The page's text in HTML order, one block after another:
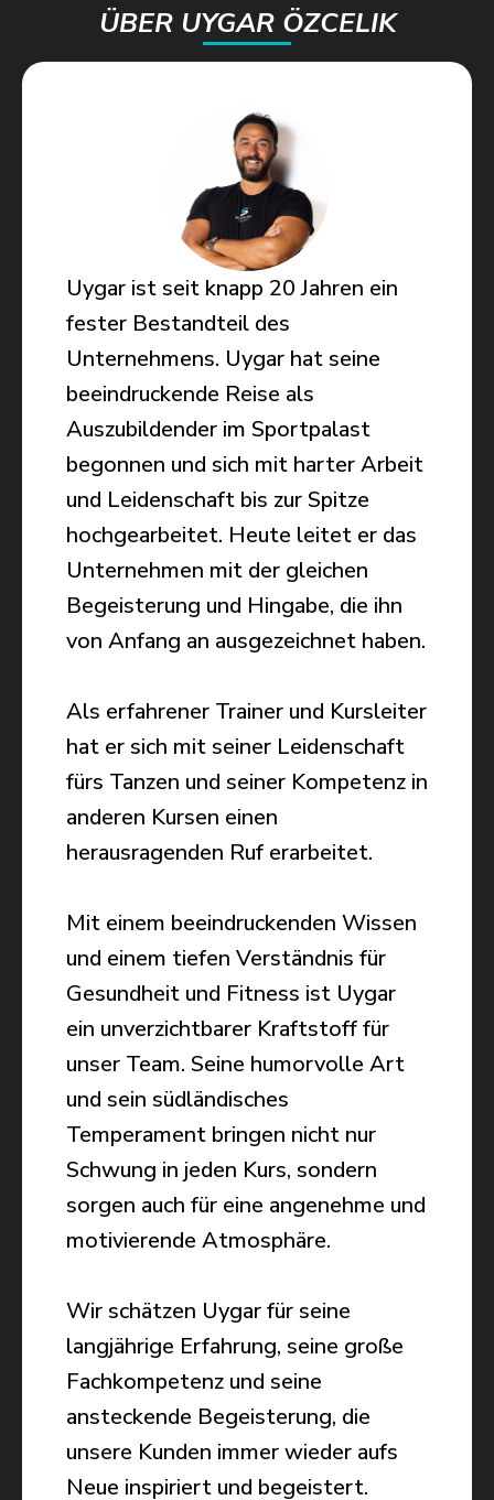
ÜBER UYGAR ÖZCELIK
Uygar ist seit knapp 20 Jahren ein
fester Bestandteil des
Unternehmens. Uygar hat seine
beeindruckende Reise als
Auszubildender im Sportpalast
begonnen und sich mit harter Arbeit
und Leidenschaft bis zur Spitze
hochgearbeitet. Heute leitet er das
Unternehmen mit der gleichen
Begeisterung und Hingabe, die ihn
von Anfang an ausgezeichnet haben.
Als erfahrener Trainer und Kursleiter
hat er sich mit seiner Leidenschaft
fürs Tanzen und seiner Kompetenz in
anderen Kursen einen
herausragenden Ruf erarbeitet.
Mit einem beeindruckenden Wissen
und einem tiefen Verständnis für
Gesundheit und Fitness ist Uygar
ein unverzichtbarer Kraftstoff für
unser Team. Seine humorvolle Art
und sein südländisches
Temperament bringen nicht nur
Schwung in jeden Kurs, sondern
sorgen auch für eine angenehme und
motivierende Atmosphäre.
Wir schätzen Uygar für seine
langjährige Erfahrung, seine große
Fachkompetenz und seine
ansteckende Begeisterung, die
unsere Kunden immer wieder aufs
Neue inspiriert und begeistert.